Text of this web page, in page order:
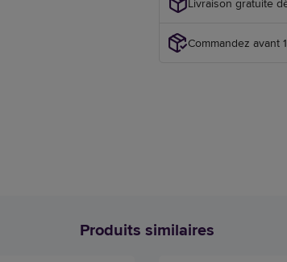
Livraison gratuite
Commandez avant
Produits similaires